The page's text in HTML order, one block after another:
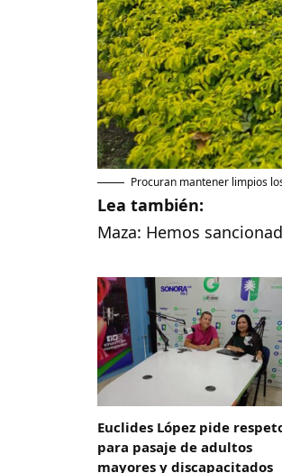
Procuran mantener limpios
Lea también:
Maza: Hemos
Euclides López pide
para pasaje de adultos
mayores y discapacitados